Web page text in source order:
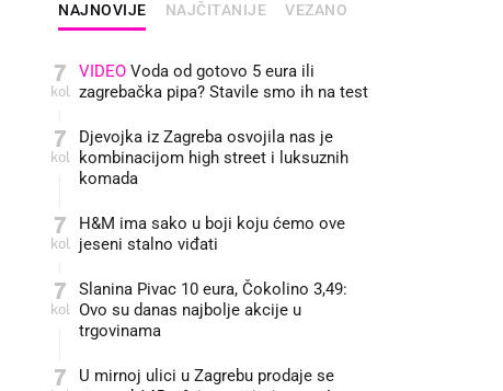
NAJNOVIJE NAJČITANIJE VEZANO
7
kol
VIDEO Voda od gotovo 5 eura ili
zagrebačka pipa? Stavile smo ih na test
7
kol
Djevojka iz Zagreba osvojila nas je
kombinacijom high street i luksuznih
komada
7
kol
H&M ima sako u boji koju ćemo ove
jeseni stalno viđati
7
kol
Slanina Pivac 10 eura, Čokolino 3,49:
Ovo su danas najbolje akcije u
trgovinama
7
U mirnoj ulici u Zagrebu prodaje se